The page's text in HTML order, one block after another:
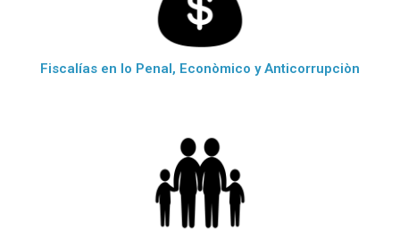
Fiscalías en lo Penal, Econòmico y Anticorrupciòn